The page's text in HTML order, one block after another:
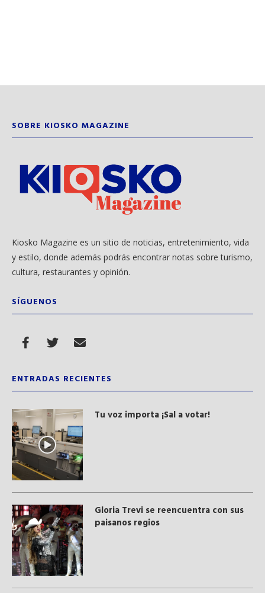
SOBRE KIOSKO MAGAZINE
Kiosko Magazine es un sitio de noticias, entretenimiento, vida
y estilo, donde además podrás encontrar notas sobre turismo,
cultura, restaurantes y opinión.
SÍGUENOS
ENTRADAS RECIENTES
Tu voz importa ¡Sal a votar!
Gloria Trevi se reencuentra con sus
paisanos regios